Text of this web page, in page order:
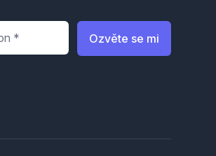
Ozvěte se mi